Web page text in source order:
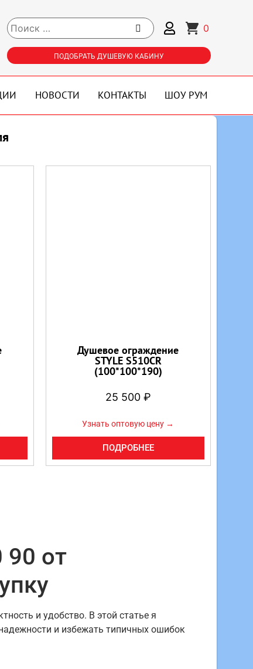
0
ПОДОБРАТЬ ДУШЕВУЮ КАБИНУ
НОВОСТИ КОНТАКТЫ ШОУ РУМ
Душевое ограждение
STYLE S510CR
(100*100*190)
25 500 ₽
Узнать оптовую цену →
ПОДРОБНЕЕ
90 от
и удобство. В этой статье я
и избежать типичных ошибок